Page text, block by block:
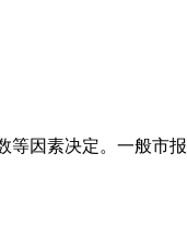
因素决定。一般市